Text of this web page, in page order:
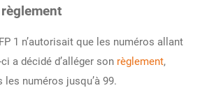
1 n’autorisait que les numéros allant
a décidé d’alléger son règlement,
numéros jusqu’à 99.